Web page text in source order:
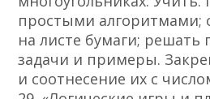
простыми алгоритмами;
на листе бумаги; решать
задачи и примеры.
и соотнесение их с